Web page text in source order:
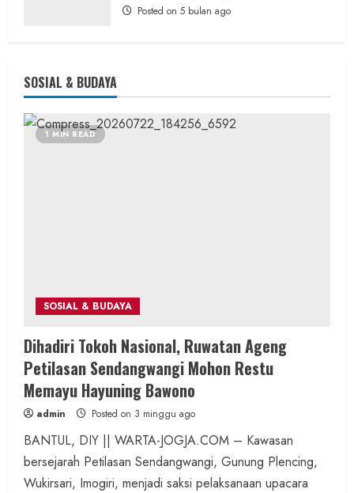
Posted on 5 bulan ago
SOSIAL & BUDAYA
1 MIN READ
SOSIAL & BUDAYA
Dihadiri Tokoh Nasional, Ruwatan Ageng
Petilasan Sendangwangi Mohon Restu
Memayu Hayuning Bawono
admin Posted on 3 minggu ago
BANTUL, DIY || WARTA-JOGJA.COM – Kawasan
bersejarah Petilasan Sendangwangi, Gunung Plencing,
Wukirsari, Imogiri, menjadi saksi pelaksanaan upacara